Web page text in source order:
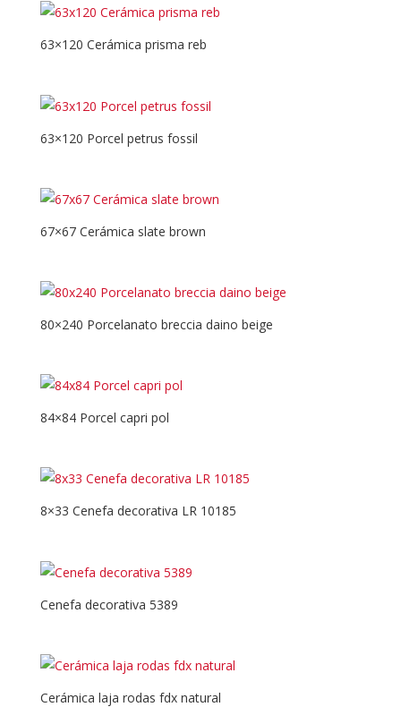
63×120 Cerámica prisma reb
63×120 Porcel petrus fossil
67×67 Cerámica slate brown
80×240 Porcelanato breccia daino beige
84×84 Porcel capri pol
8×33 Cenefa decorativa LR 10185
Cenefa decorativa 5389
Cerámica laja rodas fdx natural